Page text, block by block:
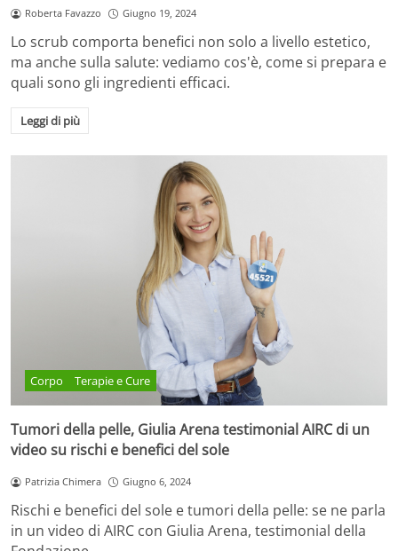
Roberta Favazzo Giugno 19, 2024
Lo scrub comporta benefici non solo a livello estetico,
ma anche sulla salute: vediamo cos'è, come si prepara e
quali sono gli ingredienti efficaci.
Leggi di più
Corpo Terapie e Cure
Tumori della pelle, Giulia Arena testimonial AIRC di un
video su rischi e benefici del sole
Patrizia Chimera Giugno 6, 2024
Rischi e benefici del sole e tumori della pelle: se ne parla
in un video di AIRC con Giulia Arena, testimonial della